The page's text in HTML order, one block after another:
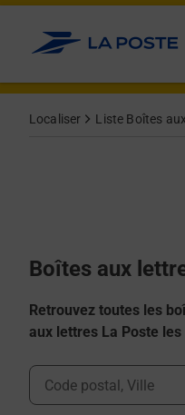
Allez au contenu
Localiser Liste Boîtes
Boîtes aux
Retrouvez toutes les
aux lettres La Poste
Ville, Département, Code